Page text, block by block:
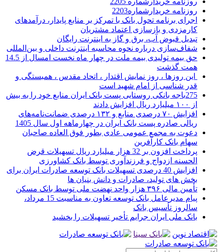
روزنامه خریدارشماره2203
اجرای برنامه تحول بانک با تمرکز بر منابع پایدار، درآمدهای
کارمزدی و بازسازی اعتماد مشتریان
تبدیل قبوض آب، برق و گاز به اینترنت رایگان
شفاف‌سازی درباره نحوه محاسبه اینترنت داخلی و بین‌المللی
حق بیمه تولیدی بیمه ملت در چهار ماه نخست امسال از 14.5
همت گذشت
این روزها ، روز نمایش اقتدار ، اتحاد مقدس ، همبستگی و
قدر شناسی از امام شهید است
275باجه بانکی روستایی پست بانک ایران منابع خود را به بیش
از ۱۰۰ میلیارد ریال افزایش دادند
افزایش ۷۰ درصدی منابع و ۱۳۲ درصدی ضمانت‌نامه‌های
ریالی صادره پست بانک ایران در چهارماهه اول سال 1405
دعوت به مجمع عمومی عادی بطور فوق العاده صاحبان
سهام بانک کارآفرین
پرداخت افزون بر 32 هزار میلیارد ریال تسهیلات قرض
الحسنه ازدواج و فرزندآوری توسط بانک کشاورزی
افزایش 40 درصدی تسهیلات بانک توسعه صادرات ایران برای
بخش های تولید، صادرات و دانش بنیان ها
تأمین مالی ۳۹۶ هزار واحد نهضت ملی توسط بانک مسکن
پیام مدیرعامل بانک توسعه تعاون به مناسبت 15 مرداد،
سالروز تأسیس بانک
بانک ملی ایران جرایم تأخیر تسهیلات را بخشید